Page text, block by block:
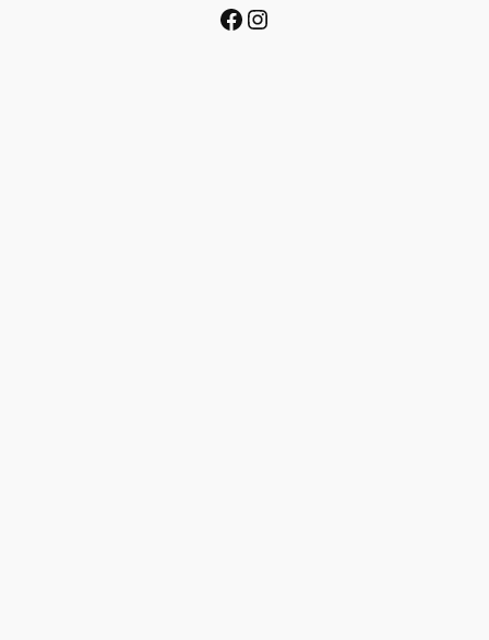
Facebook
Instagram